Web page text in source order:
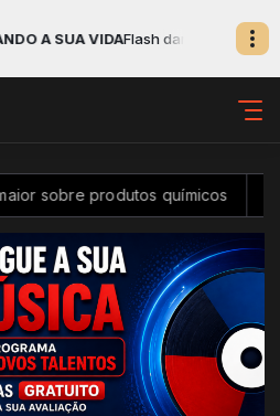
A SUA VIDAFlash dance das 11:30
sobre produtos químicos